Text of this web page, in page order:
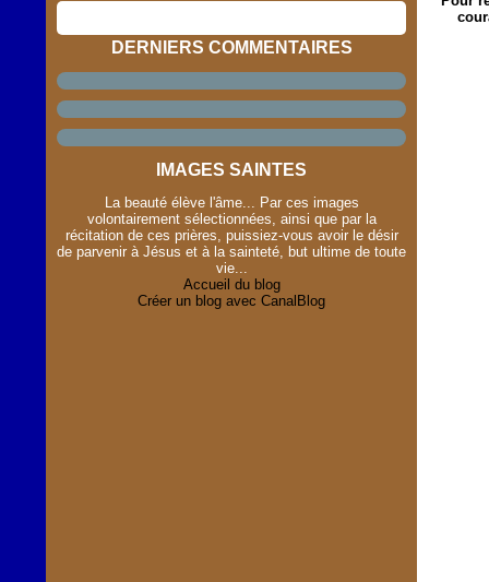
DERNIERS COMMENTAIRES
IMAGES SAINTES
La beauté élève l'âme... Par ces images
volontairement sélectionnées, ainsi que par la
récitation de ces prières, puissiez-vous avoir le désir
de parvenir à Jésus et à la sainteté, but ultime de toute
vie...
Accueil du blog
Créer un blog avec CanalBlog